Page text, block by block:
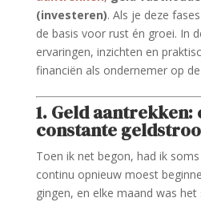
(investeren). Als je deze
de basis voor rust én groei. In
ervaringen, inzichten en
financiën als ondernemer op
1. Geld aantrekken:
constante
Toen ik net begon, had ik
continu opnieuw moest
gingen, en elke maand was